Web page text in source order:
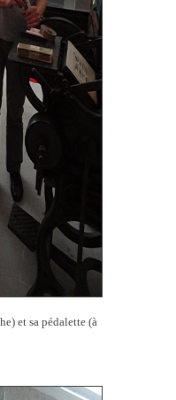
et sa pédalette (à